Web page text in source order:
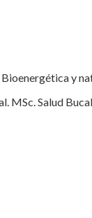
y
Salud